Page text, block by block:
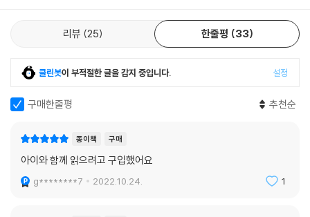
새로운 삶으로 나아가게 된다. 장 발장은 하지만 자신의 과거를 뼈아프게
새기며 길 위의 또 다른 비참한 사람들에게 한없이 베풀기 시작한다. 비련
게도 결코 악의를 품지 않는다. 장 발장의 정체가 자베르에 의해 들통 나고,
을 통해, 비정하고 끝없이 악한 테나르디에 부부, 혁명을 꿈꾸는 정의로운
의 모습을 보여 준다.
부자들에겐 분명히 없는 두 가지 재산을 주신 것을 신에게 감사드린다. 그
것은 그를 자유롭게 해 주는 일과, 그를 품위 있게 해 주는 생각이다. 바로
리뷰 25 한줄평 33
클린봇이 부적절한 글을 감지 중입니다. 설정
구매한줄평 추천순
종이책 구매
아이와 함께 읽으려고 구입했어요
g********7 2022.10.24. 1